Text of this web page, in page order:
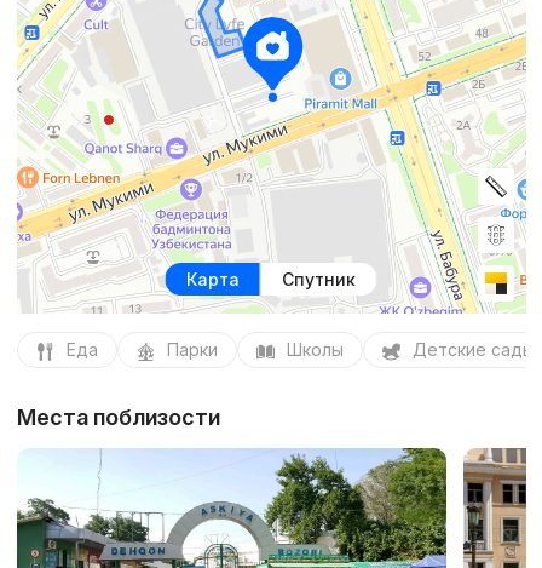
Карта Спутник
Еда Парки Школы Детские сады
Места поблизости